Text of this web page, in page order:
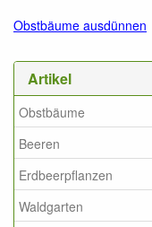
Artikel
Obstbäume
Beeren
Erdbeerpflanzen
Waldgarten
Obstbäume ausdünnen